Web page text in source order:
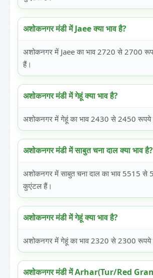
अशोकनगर मंडी में Jaee क्या भाव है?
अशोकनगर में Jaee का भाव 2720 से 2700
हैं।
अशोकनगर मंडी में गेहूं क्या भाव है?
अशोकनगर में गेहूं का भाव 2430 से 2450 रूपये
अशोकनगर मंडी में साबुत चना दाल क्या भाव है?
अशोकनगर में साबुत चना दाल का भाव 5515 से
कुएंटल हैं।
अशोकनगर मंडी में गेहूं क्या भाव है?
अशोकनगर में गेहूं का भाव 2320 से 2300 रूपये
अशोकनगर मंडी में Arhar(Tur/Red